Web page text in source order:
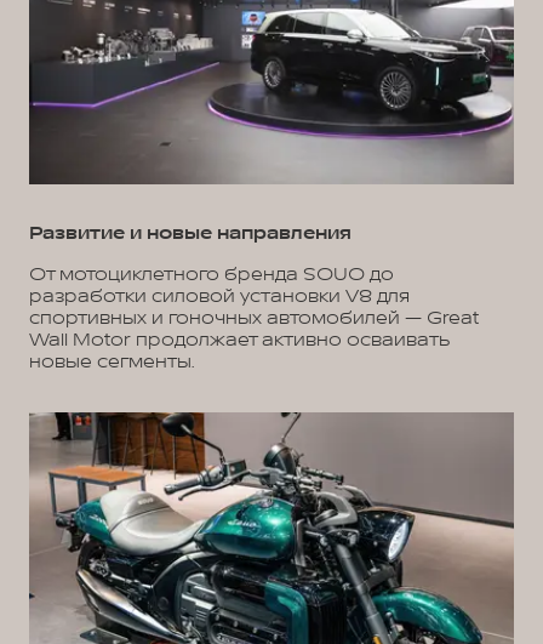
Развитие и новые направления
От мотоциклетного бренда SOUO до
разработки силовой установки V8 для
спортивных и гоночных автомобилей — Great
Wall Motor продолжает активно осваивать
новые сегменты.